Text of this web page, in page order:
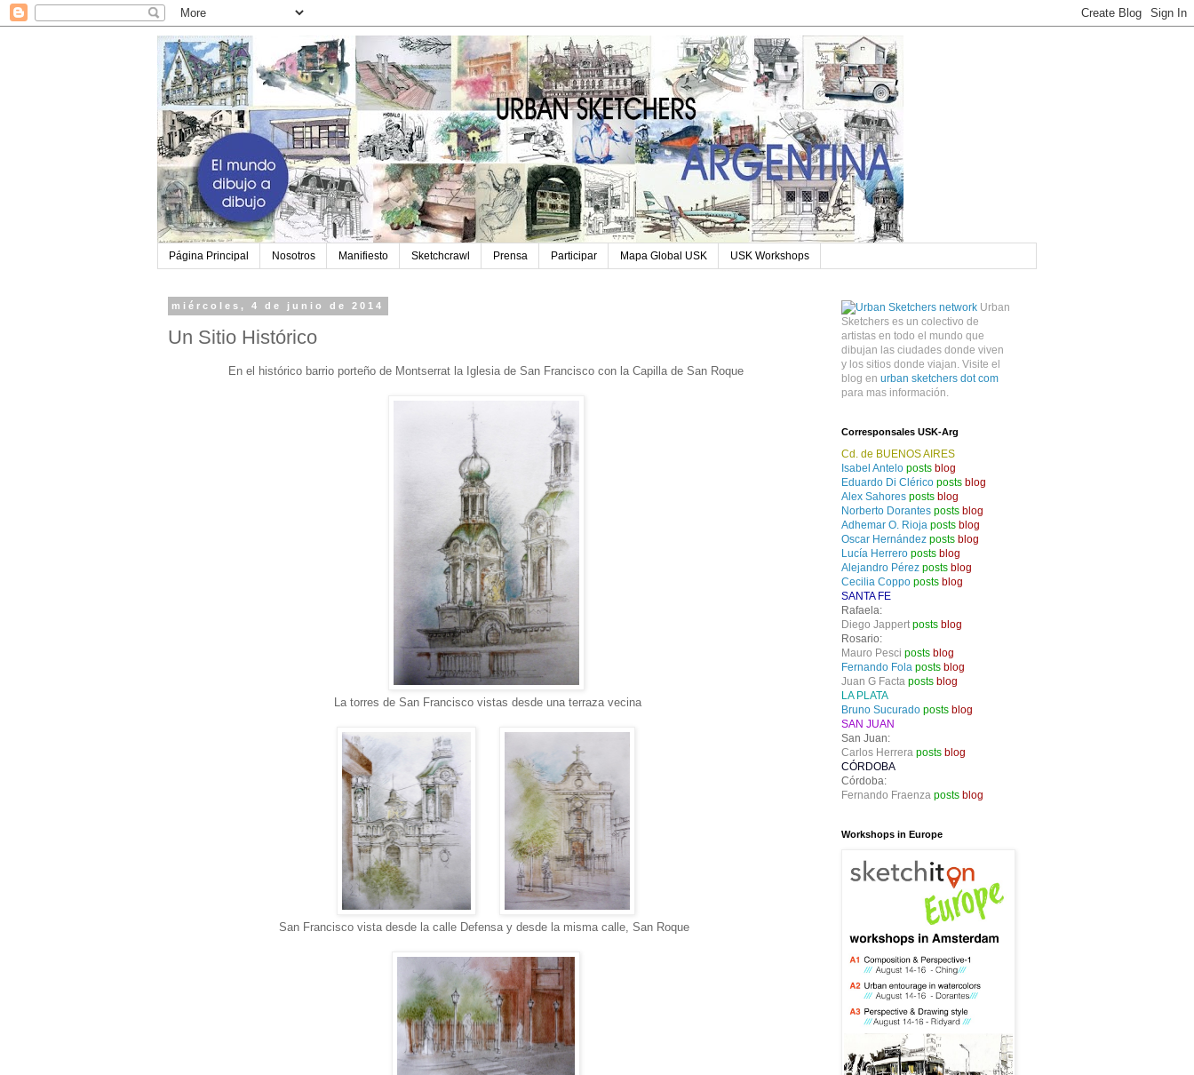
Página Principal Nosotros Manifiesto Sketchcrawl Prensa Participar Mapa Global USK USK Workshops
miércoles, 4 de junio de 2014
Un Sitio Histórico
En el histórico barrio porteño de Montserrat la Iglesia de San Francisco con la Capilla de San Roque
La torres de San Francisco vistas desde una terraza vecina
San Francisco vista desde la calle Defensa y desde la misma calle, San Roque
Urban
Sketchers es un colectivo de
artistas en todo el mundo que
dibujan las ciudades donde viven
y los sitios donde viajan. Visite el
blog en urban sketchers dot com
para mas información.
Corresponsales USK-Arg
Cd. de BUENOS AIRES
Isabel Antelo posts blog
Eduardo Di Clérico posts blog
Alex Sahores posts blog
Norberto Dorantes posts blog
Adhemar O. Rioja posts blog
Oscar Hernández posts blog
Lucía Herrero posts blog
Alejandro Pérez posts blog
Cecilia Coppo posts blog
SANTA FE
Rafaela:
Diego Jappert posts blog
Rosario:
Mauro Pesci posts blog
Fernando Fola posts blog
Juan G Facta posts blog
LA PLATA
Bruno Sucurado posts blog
SAN JUAN
San Juan:
Carlos Herrera posts blog
CÓRDOBA
Córdoba:
Fernando Fraenza posts blog
Workshops in Europe